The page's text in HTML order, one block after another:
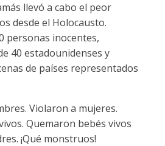
llevó a cabo el peor
desde el Holocausto.
personas inocentes,
40 estadounidenses y
de países representados
Violaron a mujeres.
Quemaron bebés vivos
¡Qué monstruos!